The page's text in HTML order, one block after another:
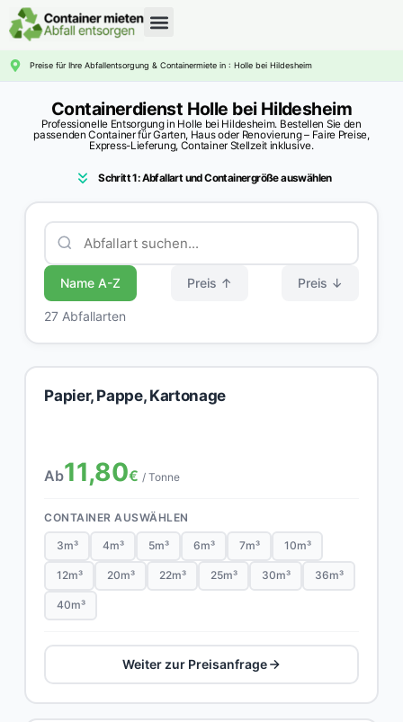
Preise für Ihre Abfallentsorgung & Containermiete in : Holle bei Hildesheim
Containerdienst Holle bei Hildesheim
Professionelle Entsorgung in Holle bei Hildesheim. Bestellen Sie den
passenden Container für Garten, Haus oder Renovierung – Faire Preise,
Express-Lieferung, Container Stellzeit inklusive.
Schritt 1: Abfallart und Containergröße auswählen
Name A-Z Preis ↑ Preis ↓
27 Abfallarten
Papier, Pappe, Kartonage
Ab11,80€ / Tonne
CONTAINER AUSWÄHLEN
3m³ 4m³ 5m³ 6m³ 7m³ 10m³
12m³ 20m³ 22m³ 25m³ 30m³ 36m³
40m³
Weiter zur Preisanfrage